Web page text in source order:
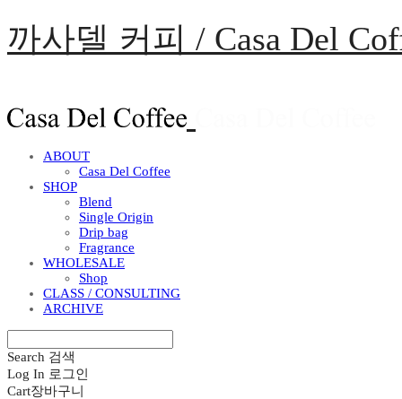
까사델 커피 / Casa Del
ABOUT
Casa Del Coffee
SHOP
Blend
Single Origin
Drip bag
Fragrance
WHOLESALE
Shop
CLASS / CONSULTING
ARCHIVE
Search 검색
Log In 로그인
Cart장바구니